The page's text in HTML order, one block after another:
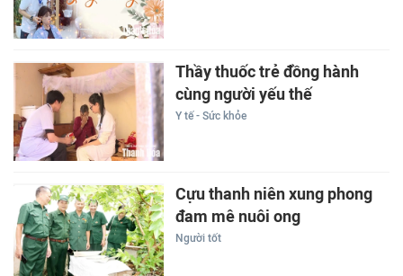
Thầy thuốc trẻ đồng hành
cùng người yếu thế
Y tế - Sức khỏe
Cựu thanh niên xung phong
đam mê nuôi ong
Người tốt